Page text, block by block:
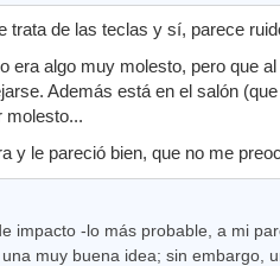
trata de las teclas y sí, parece
era algo muy molesto, pero que
Además está en el salón
molesto...
y le pareció bien, que no me
impacto -lo más probable, a mi
muy buena idea; sin embargo,